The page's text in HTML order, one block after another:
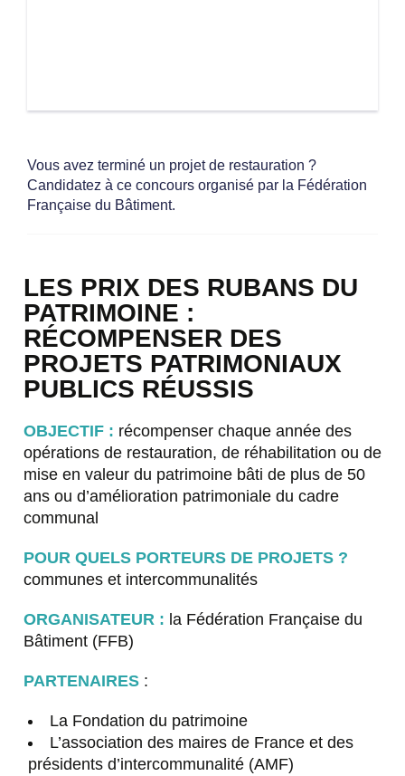
Vous avez terminé un projet de restauration ?
Candidatez à ce concours organisé par la Fédération
Française du Bâtiment.
LES PRIX DES RUBANS DU
PATRIMOINE :
RÉCOMPENSER DES
PROJETS PATRIMONIAUX
PUBLICS RÉUSSIS
OBJECTIF : récompenser chaque année des
opérations de restauration, de réhabilitation ou de
mise en valeur du patrimoine bâti de plus de 50
ans ou d’amélioration patrimoniale du cadre
communal
POUR QUELS PORTEURS DE PROJETS ?
communes et intercommunalités
ORGANISATEUR : la Fédération Française du
Bâtiment (FFB)
PARTENAIRES :
La Fondation du patrimoine
L’association des maires de France et des
présidents d’intercommunalité (AMF)